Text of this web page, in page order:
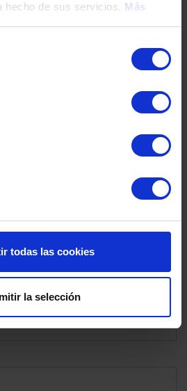
hecho de sus servicios. Más
todas las cookies
la selección